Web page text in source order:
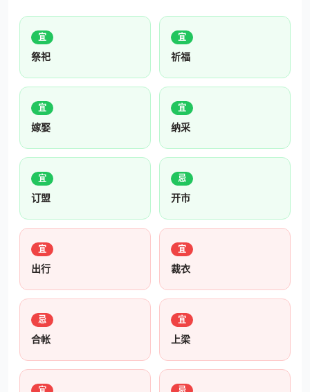
宜
祭祀
宜
祈福
宜
嫁娶
宜
纳采
宜
订盟
忌
开市
宜
出行
宜
裁衣
忌
合帐
宜
上梁